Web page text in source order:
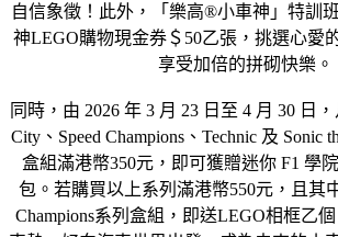
自信象徵！此外，「樂高®小車神」特訓
神LEGO購物現金券＄50乙張，挑選心愛
享受加倍的拼砌快樂。
同時，由 2026 年 3 月 23 日至 4 月 30 日
City、Speed Champions、Technic 及 Sonic
盒組滿港幣350元，即可獲贈迷你 F1 學
包。若購買以上系列滿港幣550元，且其
Champions系列盒組，即送LEGO相框乙